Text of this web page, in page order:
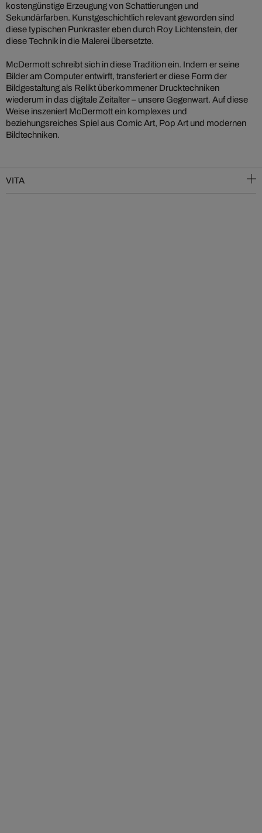
kostengünstige Erzeugung von Schattierungen und
Sekundärfarben. Kunstgeschichtlich relevant geworden sind
diese typischen Punkraster eben durch Roy Lichtenstein, der
diese Technik in die Malerei übersetzte.
McDermott schreibt sich in diese Tradition ein. Indem er seine
Bilder am Computer entwirft, transferiert er diese Form der
Bildgestaltung als Relikt überkommener Drucktechniken
wiederum in das digitale Zeitalter – unsere Gegenwart. Auf diese
Weise inszeniert McDermott ein komplexes und
beziehungsreiches Spiel aus Comic Art, Pop Art und modernen
Bildtechniken.
VITA